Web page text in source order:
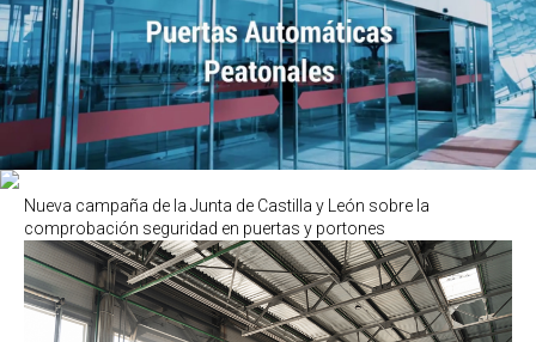
Nueva campaña de la Junta de Castilla y León sobre la
comprobación seguridad en puertas y portones